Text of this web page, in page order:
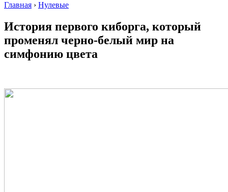
Главная › Нулевые
История первого киборга, который
променял черно-белый мир на
симфонию цвета